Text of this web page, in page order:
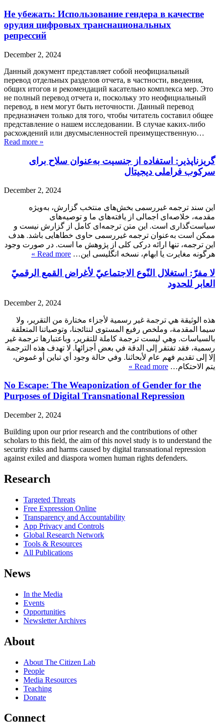
Не убежать: Использование гендера в качестве
орудия цифровых транснациональных
репрессий
December 2, 2024
Данный документ представляет собой неофициальный
перевод отдельных разделов отчета, в частности, введения,
общих итогов и рекомендаций касательно комплекса мер. Это
не полный перевод отчета и, поскольку это неофициальный
перевод, в нем могут быть неточности. Данный перевод
предназначен только для того, чтобы читатель составил общее
представление о нашем исследовании. В случае каких-либо
расхождений или двусмысленностей преимущественную…
Read more »
گریزناپذیر : استفاده از جنسیت به‌عنوان سلاح برای
سرکوب فراملی دیجیتال
December 2, 2024
این سند ترجمه غیررسمی بخش‌های منتخب گزارش، به‌ویژه
مقدمه، خلاصه‌ای اجمالی از یافته‌های ما و توصیه‌های
سیاست‌گذاری است. این متن ترجمه‌ای کامل از گزارش نیست و
ممکن است به‌عنوان ترجمه غیررسمی حاوی خطا‌هایی باشد. هدف
این ترجمه، تنها ارائه درکی کلی از پژوهش ما است. در صورت وجود
هرگونه مغایرت یا ابهام، نسخه انگلیسی این… Read more »
لا مفرّ: استغلال النّوع الاجتماعيّ لأغراض القمع الرقميّ
العابر للحدود
December 2, 2024
هذه الوثيقة هي ترجمة غير رسمية لأجزاء مختارة من التقرير، ولا
سيما المقدمة، وملخص رفيع المستوى لنتائجنا، وتوصياتنا المتعلقة
بالسياسات. وهي ليست ترجمة كاملة للتقرير، وباعتبارها ترجمة غير
رسمية، فقد تفتقر إلى الدقة في بعض أجزائها. لا تهدف هذه الترجمة
إلا إلى تقديم فهم عام لأبحاثنا. وفي حالة وجود أي تباين أو غموض،
يتم الاحتكام… Read more »
No Escape: The Weaponization of Gender for the
Purposes of Digital Transnational Repression
December 2, 2024
Building upon our prior research and the contributions of other
scholars to this field, the aim of this novel study is to understand the
security risks and harms caused by digital transnational repression
against exiled and diaspora women human rights defenders.
Research
Targeted Threats
Free Expression Online
Transparency and Accountability
App Privacy and Controls
Global Research Network
Tools & Resources
All Publications
News
In the Media
Events
Opportunities
Newsletter Archives
About
About The Citizen Lab
People
Media Resources
Teaching
Donate
Connect